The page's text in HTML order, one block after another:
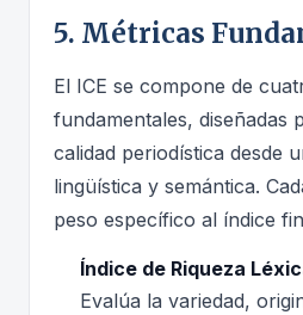
5. Métricas
El ICE se compone de
fundamentales, diseñadas
calidad periodística desde
lingüística y semántica.
peso específico al índice
Índice de Riqueza
Evalúa la variedad,